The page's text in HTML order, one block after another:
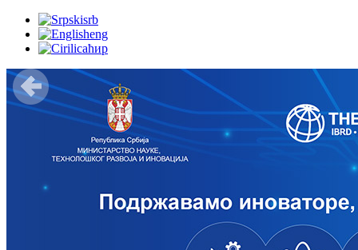
srb
eng
ћир